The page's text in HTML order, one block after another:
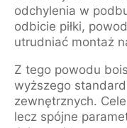
odchylenia w
odbicie piłki,
utrudniać montaż
Z tego powodu
wyższego
zewnętrznych.
lecz spójne